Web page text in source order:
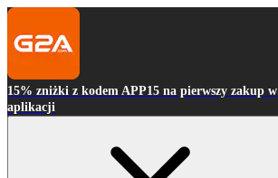
15% zniżki z kodem APP15 na pierwszy zakup w
aplikacji